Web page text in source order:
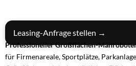
Leasing-Anfrage stellen →
Professioneller Großflächen-
für Firmenareale, Sportplätze,